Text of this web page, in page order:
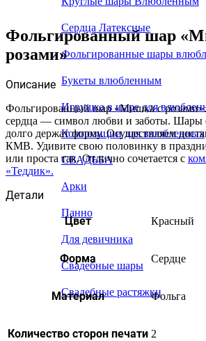
Сердца Латексные
Фольгированные шары
Букеты влюбленным
Игрушка в шаре для
Композиции для влюбленных
СВАДЬБА
Арки
Панно
Для девичника
Свадебные шары
Свадебные растяжки
Фольгированный шар
розами»
Описание
Фольгированный шар «Мишка с
сердца — символ любви и заботы. Шары
долго держат форму. Осуществляем
КМВ. Удивите свою половинку в
или проста так. Отлично сочетается с
«Теддик».
Детали
Цвет
Красный
Форма Сердце
Материал Фольга
Количество сторон печати 2